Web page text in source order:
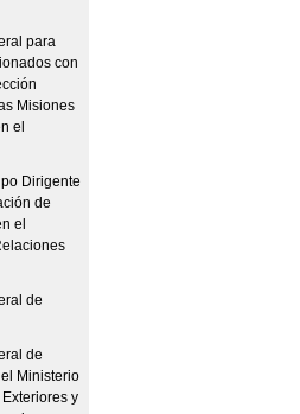
para
con
Misiones
el
Dirigente
de
el
de
de
Ministerio
y